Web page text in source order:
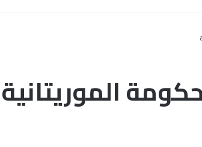
الموريتانية